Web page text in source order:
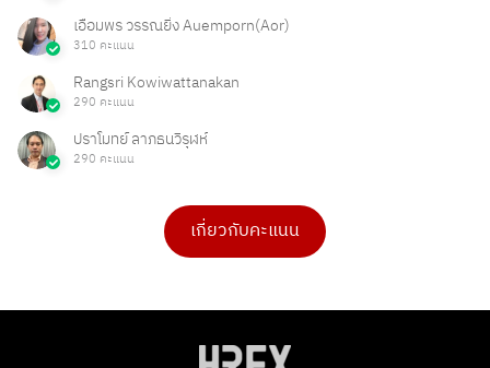
เอื้อมพร วรรณยิ่ง Auemporn(Aor)
310 คะแนน
Rangsri Kowiwattanakan
290 คะแนน
ปราโมทย์ ลาภธนวิรุฬห์
290 คะแนน
ดร.เบ็ญจวรรณ บุญใจเพ็ชร
3 คะแนน
1 คะแนน
Tarmporn Masphimol
เกี่ยวกับคะแนน